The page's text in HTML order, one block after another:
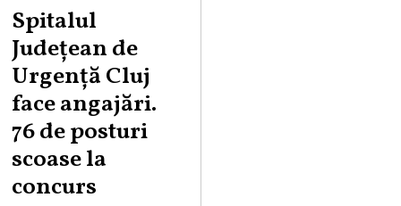
Spitalul
Județean de
Urgență Cluj
face angajări.
76 de posturi
scoase la
concurs